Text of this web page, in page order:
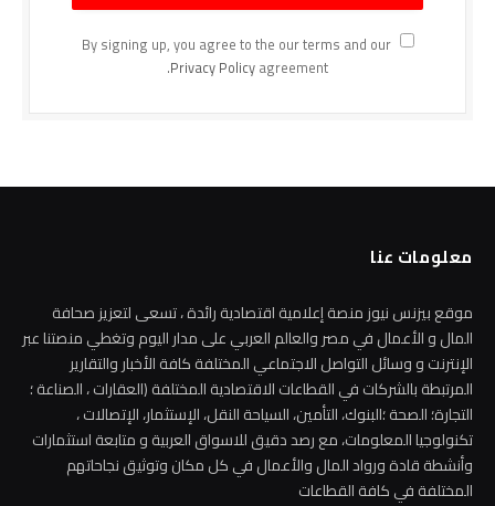
By signing up, you agree to the our terms and our
Privacy Policyagreement.
معلومات عنا
موقع بيزنس نيوز منصة إعلامية اقتصادية رائدة ، تسعى لتعزيز صحافة
المال و الأعمال في مصر والعالم العربي على مدار اليوم وتغطي منصتنا عبر
الإنترنت و وسائل التواصل الاجتماعي المختلفة كافة الأخبار والتقارير
المرتبطة بالشركات في القطاعات الاقتصادية المختلفة (العقارات ، الصناعة ؛
التجارة؛ الصحة ؛البنوك، التأمين، السياحة النقل، الإستثمار، الإتصالات ،
تكنولوجيا المعلومات، مع رصد دقيق للاسواق العربية و متابعة استثمارات
وأنشطة قادة ورواد المال والأعمال في كل مكان وتوثيق نجاحاتهم
المختلفة في كافة القطاعات